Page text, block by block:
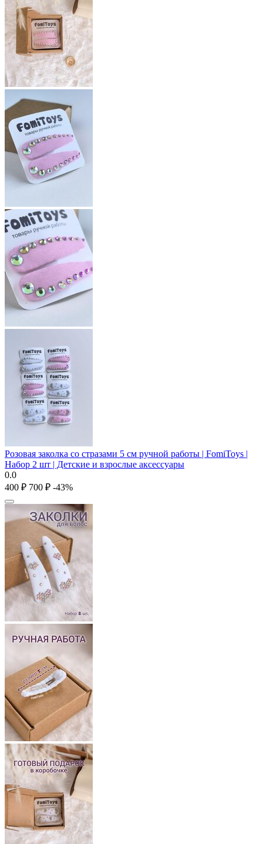
Розовая заколка со стразами 5 см ручной работы | FomiToys |
Набор 2 шт | Детские и взрослые аксессуары
0.0
‍400‍ ₽ ‍700‍ ₽ -43%